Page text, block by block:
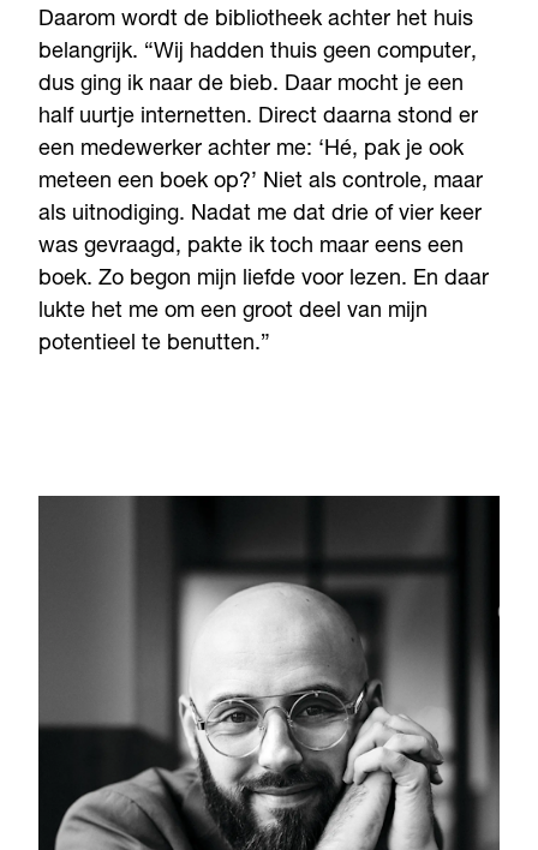
Daarom wordt de bibliotheek achter het huis
belangrijk. “Wij hadden thuis geen computer,
dus ging ik naar de bieb. Daar mocht je een
half uurtje internetten. Direct daarna stond er
een medewerker achter me: ‘Hé, pak je ook
meteen een boek op?’ Niet als controle, maar
als uitnodiging. Nadat me dat drie of vier keer
was gevraagd, pakte ik toch maar eens een
boek. Zo begon mijn liefde voor lezen. En daar
lukte het me om een groot deel van mijn
potentieel te benutten.”